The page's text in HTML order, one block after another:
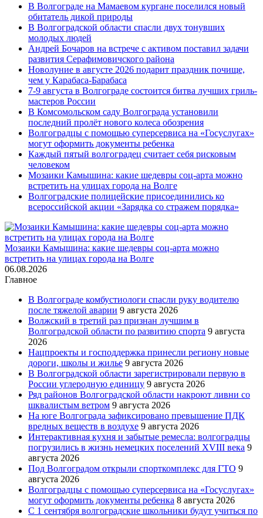
В Волгограде на Мамаевом кургане поселился новый
обитатель дикой природы
В Волгоградской области спасли двух тонувших
молодых людей
Андрей Бочаров на встрече с активом поставил задачи
развития Серафимовичского района
Новолуние в августе 2026 подарит праздник почище,
чем у Карабаса-Барабаса
7-9 августа в Волгограде состоится битва лучших гриль-
мастеров России
В Комсомольском саду Волгограда установили
последний пролёт нового колеса обозрения
Волгоградцы с помощью суперсервиса на «Госуслугах»
могут оформить документы ребенка
Каждый пятый волгоградец считает себя рисковым
человеком
Мозаики Камышина: какие шедевры соц-арта можно
встретить на улицах города на Волге
Волгоградские полицейские присоединились ко
всероссийской акции «Зарядка со стражем порядка»
Мозаики Камышина: какие шедевры соц-арта можно
встретить на улицах города на Волге
06.08.2026
Главное
В Волгограде комбустиологи спасли руку водителю
после тяжелой аварии 9 августа 2026
Волжский в третий раз признан лучшим в
Волгоградской области по развитию спорта 9 августа
2026
Нацпроекты и господдержка принесли региону новые
дороги, школы и жилье 9 августа 2026
В Волгоградской области зарегистрировали первую в
России углеродную единицу 9 августа 2026
Ряд районов Волгоградской области накроют ливни со
шквалистым ветром 9 августа 2026
На юге Волгограда зафиксировано превышение ПДК
вредных веществ в воздухе 9 августа 2026
Интерактивная кухня и забытые ремесла: волгоградцы
погрузились в жизнь немецких поселений XVIII века 9
августа 2026
Под Волгоградом открыли спорткомплекс для ГТО 9
августа 2026
Волгоградцы с помощью суперсервиса на «Госуслугах»
могут оформить документы ребенка 8 августа 2026
С 1 сентября волгоградские школьники будут учиться по